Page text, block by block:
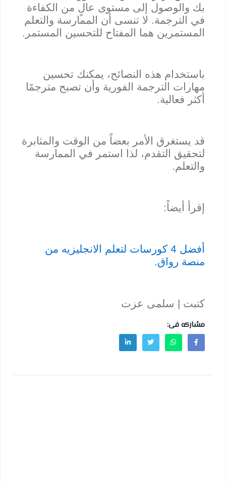
بك والوصول إلى مستوى عالٍ من الكفاءة
في الترجمة. لا تنسى أن الممارسة والتعلم
المستمرين هما المفتاح للتحسين المستمر.
باستخدام هذه النصائح، يمكنك تحسين
مهارات الترجمة الفورية وأن تصبح مترجمًا
أكثر فعالية.
قد يستغرق الأمر بعضاً من الوقت والمثابرة
لتحقيق التقدم، لذا استمر في الممارسة
والتعلم.
إقرأ أيضاً:
أفضل 4 كورسات لتعلم الانجليزيه من
منصة رواق.
كتبت | سلمى عزت
مشاركه فى: